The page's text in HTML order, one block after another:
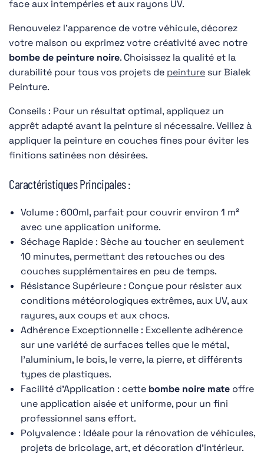
face aux intempéries et aux rayons UV.
Renouvelez l'apparence de votre véhicule, décorez
votre maison ou exprimez votre créativité avec notre
bombe de peinture noire. Choisissez la qualité et la
durabilité pour tous vos projets de peinture sur Bialek
Peinture.
Conseils : Pour un résultat optimal, appliquez un
apprêt adapté avant la peinture si nécessaire. Veillez à
appliquer la peinture en couches fines pour éviter les
finitions satinées non désirées.
Caractéristiques Principales :
Volume : 600ml, parfait pour couvrir environ 1 m²
avec une application uniforme.
Séchage Rapide : Sèche au toucher en seulement
10 minutes, permettant des retouches ou des
couches supplémentaires en peu de temps.
Résistance Supérieure : Conçue pour résister aux
conditions météorologiques extrêmes, aux UV, aux
rayures, aux coups et aux chocs.
Adhérence Exceptionnelle : Excellente adhérence
sur une variété de surfaces telles que le métal,
l'aluminium, le bois, le verre, la pierre, et différents
types de plastiques.
Facilité d'Application : cette bombe noire mate offre
une application aisée et uniforme, pour un fini
professionnel sans effort.
Polyvalence : Idéale pour la rénovation de véhicules,
projets de bricolage, art, et décoration d'intérieur.